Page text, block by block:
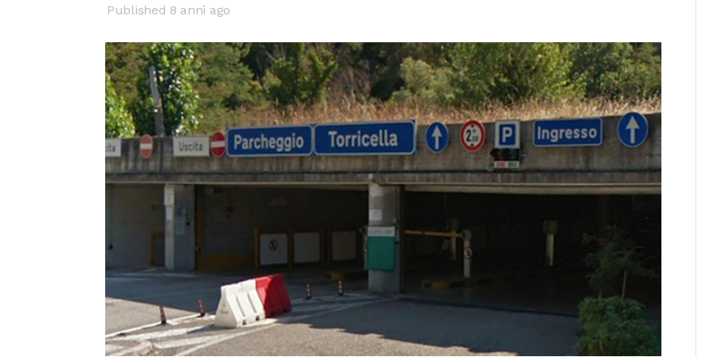
Published 8 anni ago